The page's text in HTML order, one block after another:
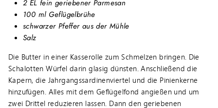
2 EL fein geriebener Parmesan
100 ml Geflügelbrühe
schwarzer Pfeffer aus der Mühle
Salz
Die Butter in einer Kasserolle zum Schmelzen bringen. Die
Schalotten Würfel darin glasig dünsten. Anschließend die
Kapern, die Jahrgangssardinenviertel und die Pinienkerne
hinzufügen. Alles mit dem Geflügelfond angießen und um
zwei Drittel reduzieren lassen. Dann den geriebenen